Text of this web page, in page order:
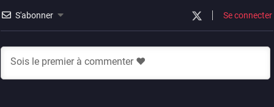
S'abonner Se connecter